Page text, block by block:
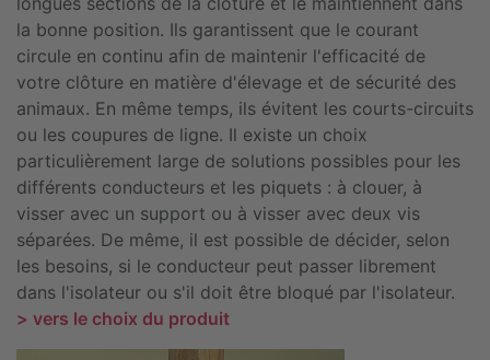
la bonne position. Ils garantissent que le courant
circule en continu afin de maintenir l'efficacité de
votre clôture en matière d'élevage et de sécurité des
animaux. En même temps, ils évitent les courts-circuits
ou les coupures de ligne. Il existe un choix
particulièrement large de solutions possibles pour les
différents conducteurs et les piquets : à clouer, à
visser avec un support ou à visser avec deux vis
séparées. De même, il est possible de décider, selon
les besoins, si le conducteur peut passer librement
dans l'isolateur ou s'il doit être bloqué par l'isolateur.
> vers le choix du produit